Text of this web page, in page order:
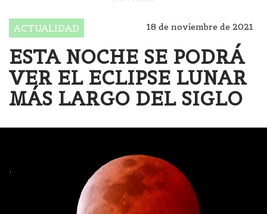
ACTUALIDAD 18 de noviembre de 2021
ESTA NOCHE SE PODRÁ
VER EL ECLIPSE LUNAR
MÁS LARGO DEL SIGLO